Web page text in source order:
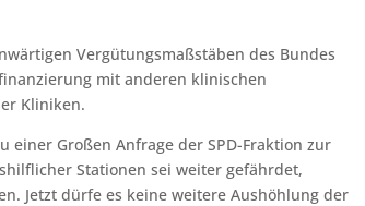
Vergütungsmaßstäben des Bundes
mit anderen klinischen
Kliniken.
einer Großen Anfrage der SPD-Fraktion zur
Stationen sei weiter gefährdet,
Jetzt dürfe es keine weitere Aushöhlung der